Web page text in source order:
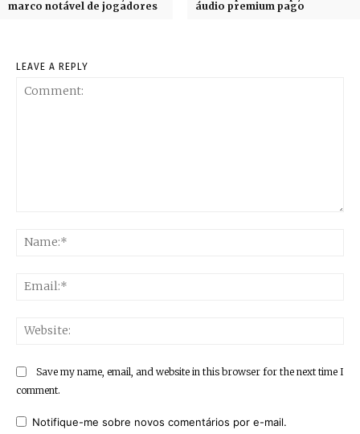
marco notável de jogadores
áudio premium pago
LEAVE A REPLY
Save my name, email, and website in this browser for the next time I
comment.
Notifique-me sobre novos comentários por e-mail.